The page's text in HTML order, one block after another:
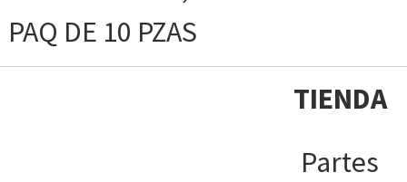
PAQ DE 10 PZAS
TIENDA
Partes